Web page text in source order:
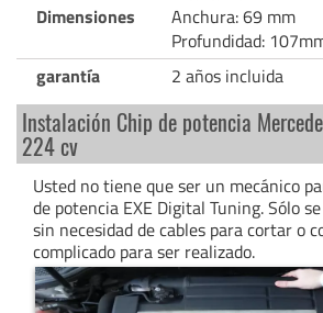
Dimensiones
Anchura: 69 mm
Profundidad:
garantía
2 años incluida
Instalación Chip de potencia
224 cv
Usted no tiene que ser un mecánico
de potencia EXE Digital Tuning. Sólo
sin necesidad de cables para cortar o
complicado para ser realizado.